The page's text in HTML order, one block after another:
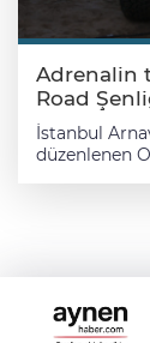
Adrenalin
Road
İstanbul
düzenlenen
macera
gün boyunca
Arnavutköy
yanı sıra